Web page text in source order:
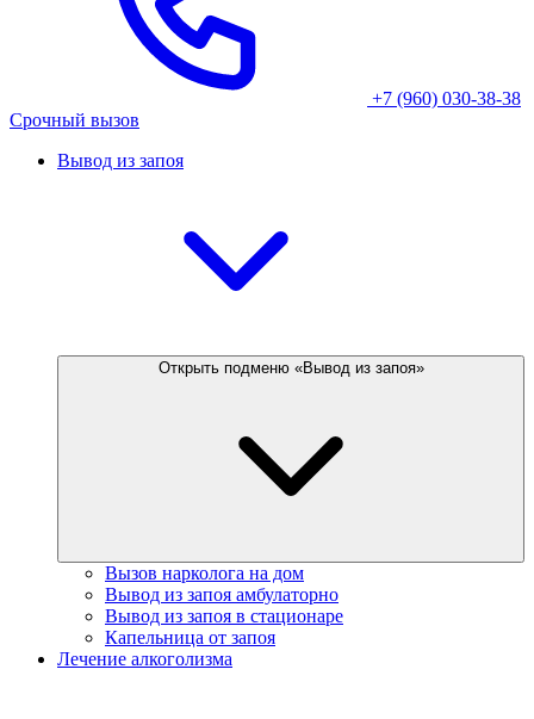
+7 (960) 030-38-38
Срочный вызов
Вывод из запоя
Открыть подменю «Вывод из запоя»
Вызов нарколога на дом
Вывод из запоя амбулаторно
Вывод из запоя в стационаре
Капельница от запоя
Лечение алкоголизма